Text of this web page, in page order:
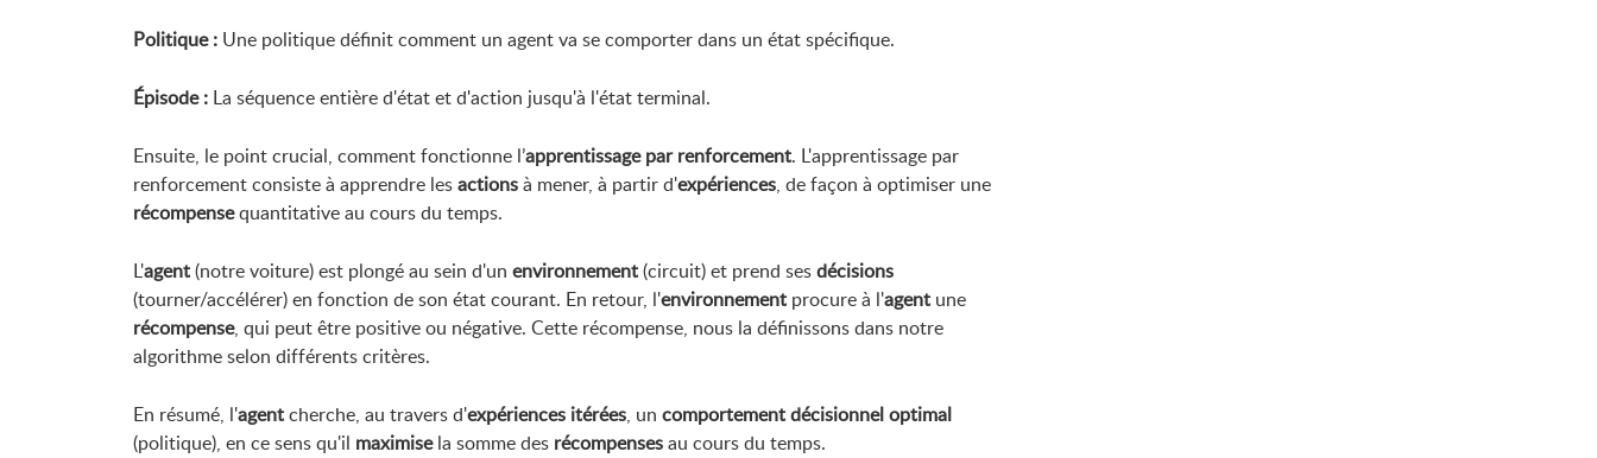
Politique : Une politique définit comment un agent va se comporter dans un état spécifique.
Épisode : La séquence entière d'état et d'action jusqu'à l'état terminal.
Ensuite, le point crucial, comment fonctionne l’apprentissage par renforcement. L'apprentissage par
renforcement consiste à apprendre lesactionsà mener, à partir d'expériences, de façon à optimiser une
récompensequantitative au cours du temps.
L'agent(notre voiture) est plongé au sein d'un environnement(circuit) et prend sesdécisions
(tourner/accélérer) en fonction de son état courant. En retour, l'environnement procure à l'agent une
récompense, qui peut être positive ou négative. Cette récompense, nous la définissons dans notre
algorithme selon différents critères.
En résumé, l'agentcherche, au travers d'expériences itérées, un comportement décisionnel optimal
(politique), en ce sens qu'il maximisela somme des récompensesau cours du temps.